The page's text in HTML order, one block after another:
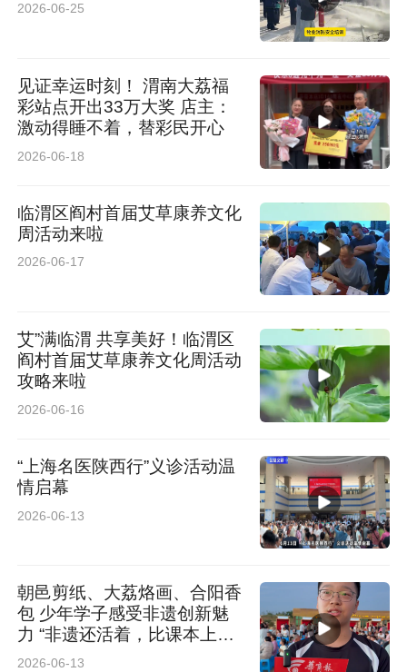
2026-06-25
见证幸运时刻！ 渭南大荔福
彩站点开出33万大奖 店主：
激动得睡不着，替彩民开心
2026-06-18
临渭区阎村首届艾草康养文化
周活动来啦
2026-06-17
艾”满临渭 共享美好！临渭区
阎村首届艾草康养文化周活动
攻略来啦
2026-06-16
“上海名医陕西行”义诊活动温
情启幕
2026-06-13
朝邑剪纸、大荔烙画、合阳香
包 少年学子感受非遗创新魅
力 “非遗还活着，比课本上的
更生动”
2026-06-13